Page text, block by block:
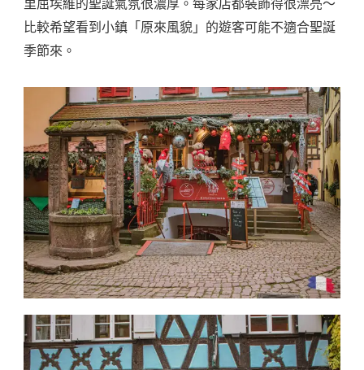
里屈埃維的聖誕氣氛很濃厚。每家店都裝飾得很漂亮～
比較希望看到小鎮「原來風貌」的遊客可能不適合聖誕
季節來。